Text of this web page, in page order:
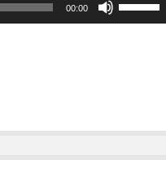
00:00